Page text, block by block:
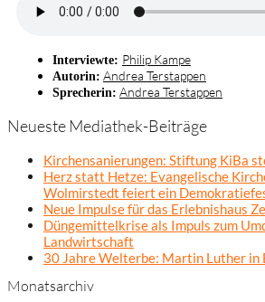
Interviewte: Philip Kampe
Autorin: Andrea Terstappen
Sprecherin: Andrea Terstappen
Neueste Mediathek-Beiträge
Kirchensanierungen: Stiftung KiBa
Herz statt Hetze: Evangelische
Wolmirstedt feiert ein
Neue Impulse für das Erlebnishaus
Düngemittelkrise als Impuls zum
Landwirtschaft
30 Jahre Welterbe: Martin Luther in
Monatsarchiv